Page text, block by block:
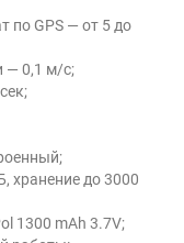
по GPS — от 5 до
— 0,1 м/с;
хранение до 3000
1300 mAh 3.7V;